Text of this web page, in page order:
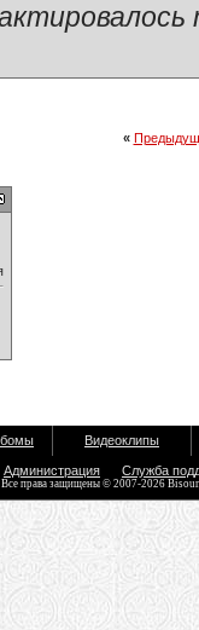
«
Видеоклипы
Администрация Служба
Все права защищены © 2007-2026